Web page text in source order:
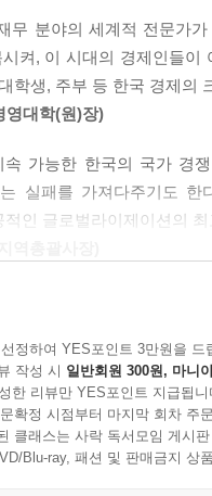
있다는 사실을 알 수 있
어낼 시간이다
측했던 ‘세계화 현상’은
몇몇 사람들의 부정확한
해 그동안 버블 속에 가려
무 분야의 세계적 전문가
켜, 이 시대의 경제인들
학생, 주부 등 한국 경제의
영대학(원)장)
속 가능한 한국의 국가 경
실패를 가져다주기도
인 글로벌라이제이션의
독창적인 논리와 탁월한
다. 격변하는 글로벌 경제
부사장 (Bain &
정하여 YES포인트 3만원을 드
작성 시 일반회원 300원, 마니
한 리뷰만 YES포인트 지급됩니
확정 시점부터 마지막 회차 주
클래스는 사락 독서모임 게시
Blu-ray, 패션 및 판매금지 상